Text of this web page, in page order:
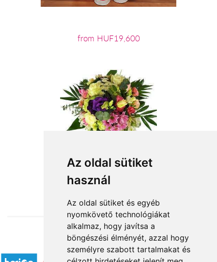
Az oldal sütiket
használ
Az oldal sütiket és egyéb
nyomkövető technológiákat
alkalmaz, hogy javítsa a
böngészési élményét, azzal hogy
személyre szabott tartalmakat és
from HUF19,600
from HUF24,720
Accepted payment methods